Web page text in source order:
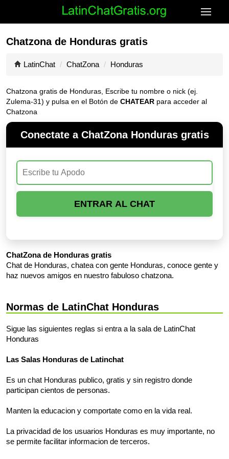
Chatzona de Honduras gratis
LatinChat ChatZona Honduras
Chatzona gratis de Honduras, Escribe tu nombre o nick (ej.
Zulema-31) y pulsa en el Botón de CHATEAR para acceder al
Chatzona
Conectate a ChatZona Honduras gratis
ENTRAR AL CHAT
ChatZona de Honduras gratis
Chat de Honduras, chatea con gente Honduras, conoce gente y
haz nuevos amigos en nuestro fabuloso chatzona.
Normas de LatinChat Honduras
Sigue las siguientes reglas si entra a la sala de LatinChat
Honduras
Las Salas Honduras de Latinchat
Es un chat Honduras publico, gratis y sin registro donde
participan cientos de personas.
Manten la educacion y comportate como en la vida real.
La privacidad de los usuarios Honduras es muy importante, no
se permite facilitar informacion de terceros.